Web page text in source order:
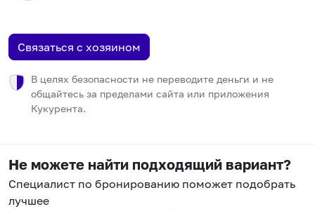
Связаться с хозяином
В целях безопасности не переводите деньги и не
общайтесь за пределами сайта или приложения
Кукурента.
Не можете найти подходящий вариант?
Специалист по бронированию поможет подобрать
лучшее